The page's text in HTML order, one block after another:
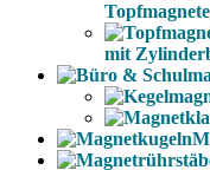
mit